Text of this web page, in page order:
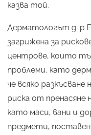
казва той.
Дерматологът д-р
загрижена за
центрове, които
проблеми, като
че всяко
риска от
като маси, вани и
предмети,